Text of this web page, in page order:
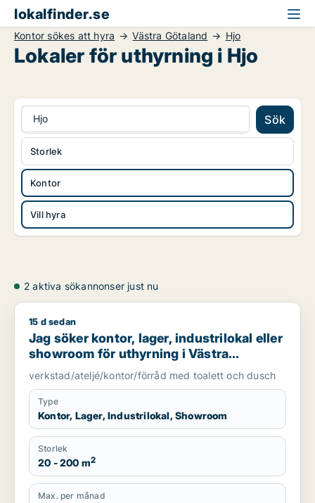
lokalfinder.se
Kontor sökes att hyra Västra Götaland Hjo
Lokaler för uthyrning i Hjo
Hjo Sök
Kontor
Vill hyra
Storlek
2 aktiva sökannonser just nu
Jag söker kontor, lager, industrilokal eller showroom för
15 d sedan
Jag söker kontor, lager, industrilokal eller
showroom för uthyrning i Västra
Götaland
verkstad/ateljé/kontor/förråd med toalett och dusch
Type
Kontor, Lager, Industrilokal, Showroom
Storlek
20 - 200 m2
Max. per månad